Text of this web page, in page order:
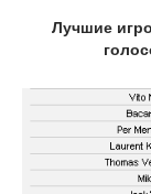
Лучшие